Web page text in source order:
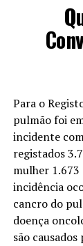
Para o
pulmão foi
incidente
registados
mulher 1.673
incidência
cancro do
doença
são